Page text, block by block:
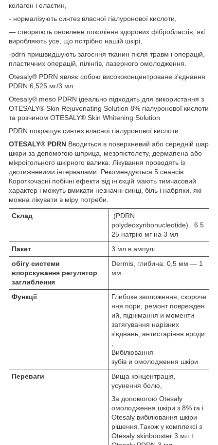
колаген і еластин,
- нормалізують синтез власної гіалуронової кислоти,
— створюють оновлене покоління здорових фібробластів, які
виробляють усе, що потрібно нашій шкірі,
-pdrn пришвидшують загоєння тканин після травм і операцій,
пластичних операцій, пілінгів, лазерного омолодження.
Otesaly® PDRN являє собою висококонцентроване з'єднання
PDRN 6,525 мг/3 мл.
Otesaly® meso PDRN ідеально підходить для використання з
OTESALY® Skin Rejuvenating Solution 8% гіалуронової кислоти
та розчином OTESALY® Skin Whitening Solution
PDRN покращує синтез власної гіалуронової кислоти.
OTESALY® PDRN Вводиться в поверхневий або середній шар
шкіри за допомогою шприца, мезопістолету, дермапена або
мікроігольного шкірного валика. Лікування проводять із
двотижневими інтервалами. Рекомендується 5 сеансів.
Короткочасні побічні ефекти від ін'єкцій мають тимчасовий
характер і можуть вмикати незначні синці, біль і набряки, які
можна лікувати в міру потреби.
Склад
(PDRN
polydeoxyribonucleotide) 6.5
25 натрію мг на 3 мл
Пакет
3 мл в ампулі
обігу системи
впорскування регулятор
заглиблення
Dermis, глибина: 0,5 мм — 1
мм
Функції
Глибоке зволоження, скороче
ння пори, ремонт поврежден
ий, піднімання и моменти
затягування нарізних
з'єднань, антистаріння вроди
Вибілювання
зубів и омолодження шкіри
Переваги
Вища концентрація,
усунення болю,
За допомогою Otesaly
омолодження шкіри з 8% га і
Otesaly вибілювання шкіри
рішення.Також у комплексі з
Otesaly skinbooster 3 мл +